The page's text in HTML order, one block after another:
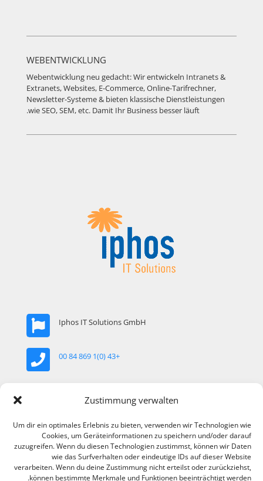
Zustimmung verwalten
Um dir ein optimales Erlebnis zu bieten, verwenden wir Technologien wie
Cookies, um Geräteinformationen zu speichern und/oder darauf
zuzugreifen. Wenn du diesen Technologien zustimmst, können wir Daten
wie das Surfverhalten oder eindeutige IDs auf dieser Website
verarbeiten. Wenn du deine Zustimmung nicht erteilst oder zurückziehst,
können bestimmte Merkmale und Funktionen beeinträchtigt werden.
WEBENTWICKLUNG
Webentwicklung neu gedacht: Wir entwickeln Intranets &
Extranets, Websites, E-Commerce, Online-Tarifrechner,
Newsletter-Systeme & bieten klassische Dienstleistungen
wie SEO, SEM, etc. Damit Ihr Business besser läuft.
Iphos IT Solutions GmbH
+43 (0)1 869 84 00
office@iphos.com
Khekgasse 35, 1230 Wien, Österreich